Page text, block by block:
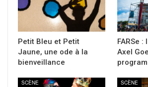
Petit Bleu et Petit
Jaune, une ode à la
bienveillance
FARSe :
Axel
SCÈNE SCÈNE